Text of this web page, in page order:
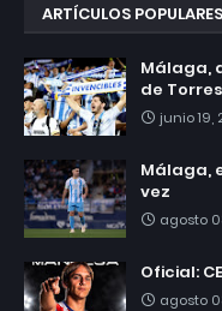
ARTÍCULOS POPULARES
Málaga,
de Torres
junio 19,
Málaga,
vez
agosto
Oficial:
agosto